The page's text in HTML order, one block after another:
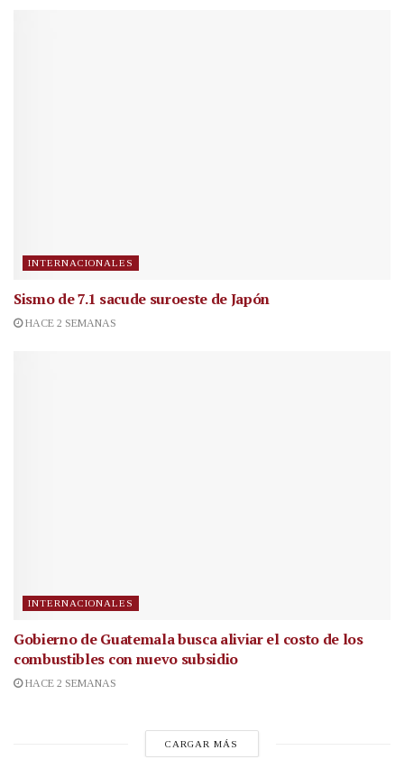
INTERNACIONALES
Sismo de 7.1 sacude suroeste de Japón
HACE 2 SEMANAS
INTERNACIONALES
Gobierno de Guatemala busca aliviar el costo de los
combustibles con nuevo subsidio
HACE 2 SEMANAS
CARGAR MÁS